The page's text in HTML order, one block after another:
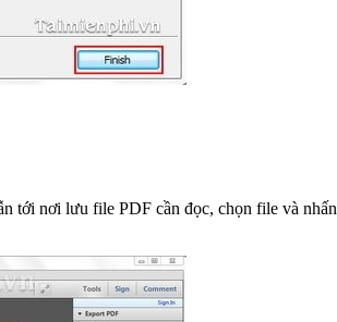
tới nơi lưu file PDF cần đọc, chọn file và nhấn